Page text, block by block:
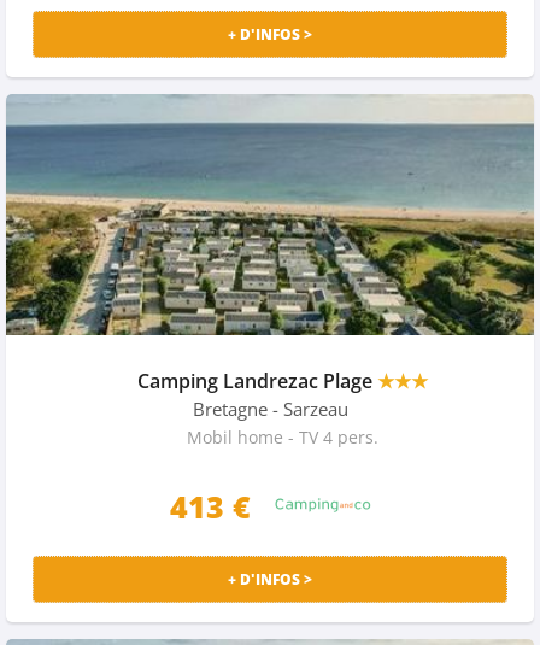
+ D'INFOS >
Camping Landrezac Plage★★★
Bretagne - Sarzeau
Mobil home - TV 4 pers.
413 €
+ D'INFOS >